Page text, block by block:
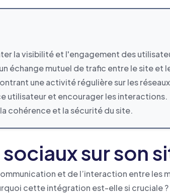
la visibilité et l'engagement des
échange mutuel de trafic entre le site et
une activité régulière sur les
utilisateur et encourager les interactions.
cohérence et la sécurité du site.
sur son
et de l’interaction entre les
cette intégration est-elle si cruciale ?